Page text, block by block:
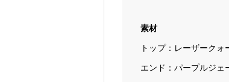
素材
トップ：レーザーク
エンド：パープルジェ